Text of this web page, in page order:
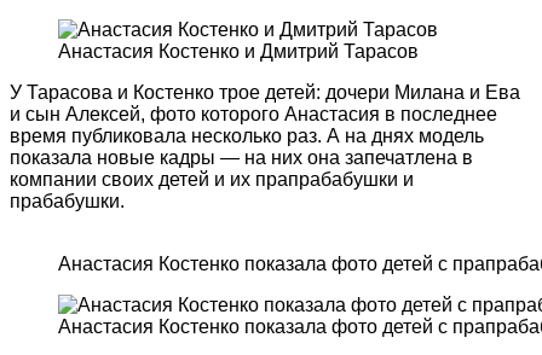
Анастасия Костенко и Дмитрий Тарасов
У Тарасова и Костенко трое детей: дочери Милана и Ева
и сын Алексей, фото которого Анастасия в последнее
время публиковала несколько раз. А на днях модель
показала новые кадры — на них она запечатлена в
компании своих детей и их прапрабабушки и
прабабушки.
Анастасия Костенко показала фото детей с
Анастасия Костенко показала фото детей с